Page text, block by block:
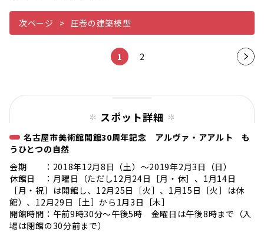
次ページ 圧巻の建築模型
1 2
次の
スポット詳細
名古屋市美術館開館30周年記念 アルヴァ・アアルト も
うひとつの自然
会期 ：2018年12月8日（土）～2019年2月3日（日）
休館日 ：月曜日（ただし12月24日［月・休］、1月14日
［月・祝］は開館し、12月25日［火］、1月15日［火］は休
館）、12月29日［土］から1月3日［木］
開館時間：午前9時30分〜午後5時 金曜日は午後8時まで（入
場は閉館の30分前まで）